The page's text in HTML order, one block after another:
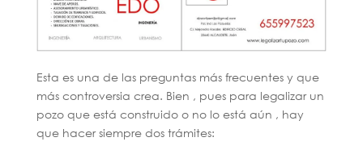
Esta es una de las preguntas más frecuentes y que
más controversia crea. Bien , pues para legalizar un
pozo que está construido o no lo está aún , hay
que hacer siempre dos trámites: